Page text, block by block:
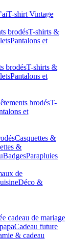
T-shirt Vintage
brodésT-shirts &
Pantalons et
brodésT-shirts &
Pantalons et
brodésT-
et
Casquettes &
&
BadgesParapluies
de
Déco &
cadeau de mariage​
Cadeau future
& cadeau